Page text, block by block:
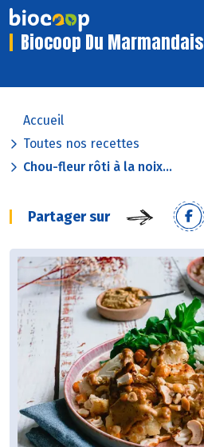
Biocoop Du Marmandais
Accueil
Toutes nos recettes
Chou-fleur rôti à la noix...
Partager sur